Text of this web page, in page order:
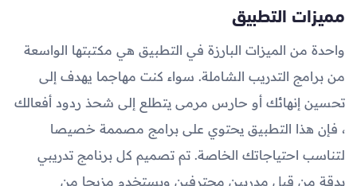
مميزات التطبيق
واحدة من الميزات البارزة في التطبيق هي مكتبتها الواسعة
من برامج التدريب الشاملة. سواء كنت مهاجما يهدف إلى
تحسين إنهائك أو حارس مرمى يتطلع إلى شحذ ردود أفعالك
، فإن هذا التطبيق يحتوي على برامج مصممة خصيصا
لتناسب احتياجاتك الخاصة. تم تصميم كل برنامج تدريبي
بدقة من قبل مدربين محترفين ويستخدم مزيجا من